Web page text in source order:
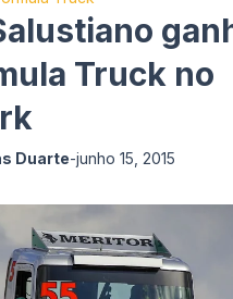
Truck no
Duarte-junho 15, 2015